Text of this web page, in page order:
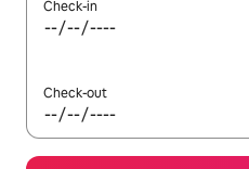
Check-in
Check-out